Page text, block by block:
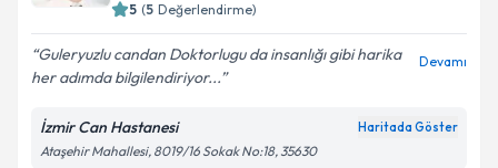
Kişisel verilerimin işlenmesine ilişkin
Aydınlatma
Metni'ni okudum ve kişisel verilerimin belirtilen
5 (5 Değerlendirme)
Guleryuzlu candan Doktorlugu da insanlığı gibi harika
her adımda bilgilendiriyor...
Devamı
İzmir Can Hastanesi Haritada Göster
Ataşehir Mahallesi, 8019/16 Sokak No:18, 35630